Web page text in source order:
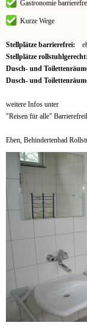
Gastronomie
Kurze Wege
Stellplätze barrierefrei:
Stellplätze rollstuhlgerecht:
Dusch- und
Dusch- und
weitere Infos unter
"Reisen für alle"
Eben, Behindertenbad